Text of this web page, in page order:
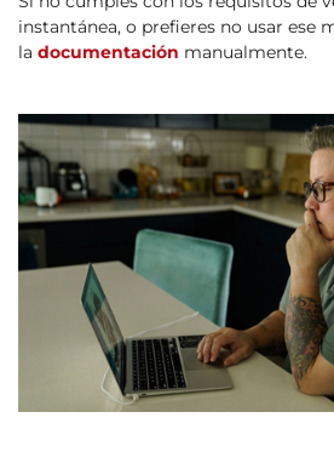
instantánea, o prefieres no usar ese
la documentación manualmente.